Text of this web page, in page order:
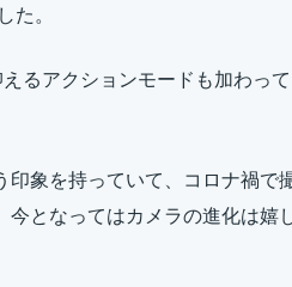
た。
えるアクションモードも加わっ
象を持っていて、コロナ禍で
となってはカメラの進化は嬉